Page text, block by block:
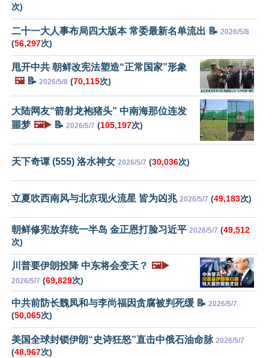
次)
二十一大人事布局四大版本 常委最新名单流出 📝 2026/5/8
(56,297次)
甩开中共 朝鲜改宪法塑造“正常国家”形象
🖼️📝 2026/5/8 (70,115次)
大陆网友“箭射龙袍猪头” 中南海那位连发
噩梦 🖼️▶️ 📝 2026/5/7 (105,197次)
天下奇谭 (555) 洛水神女 2026/5/7 (30,036次)
立夏吹西南风与北京现火流星 皆为凶兆 2026/5/7 (49,183次)
朝鲜修宪放弃统一半岛 金正恩打脸习近平 2026/5/7 (49,512
次)
川普要伊朗投降 中东将会变天？ 🖼️▶️
2026/5/7 (69,829次)
中共前防长魏凤和与李尚福因贪腐被判死缓 📝 2026/5/7
(50,065次)
美国全球封锁伊朗“史诗狂怒”直击中俄石油命脉 2026/5/7
(48,967次)